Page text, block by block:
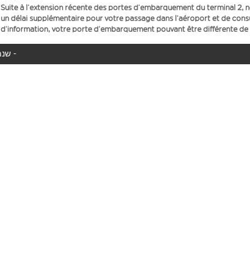
Suite à l’extension récente des portes d’embarquement du terminal 2,
un délai supplémentaire pour votre passage dans l’aéroport et de
d’information, votre porte d’embarquement pouvant être différente
המטוס שלך לא נמצא באוויר כעת, אנו מציגים את כל טיסות easyJet שנמצאות באוויר כעת -